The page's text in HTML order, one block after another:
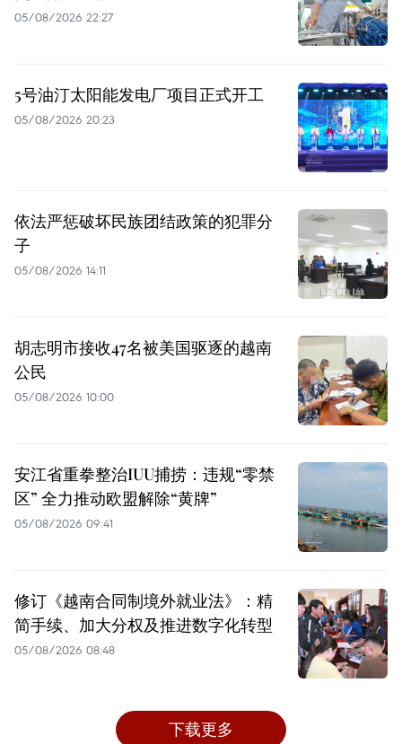
05/08/2026 22:27
5号油汀太阳能发电厂项目正式开工
05/08/2026 20:23
依法严惩破坏民族团结政策的犯罪分
子
05/08/2026 14:11
胡志明市接收47名被美国驱逐的越南
公民
05/08/2026 10:00
安江省重拳整治IUU捕捞：违规“零禁
区” 全力推动欧盟解除“黄牌”
05/08/2026 09:41
修订《越南合同制境外就业法》：精
简手续、加大分权及推进数字化转型
05/08/2026 08:48
下载更多